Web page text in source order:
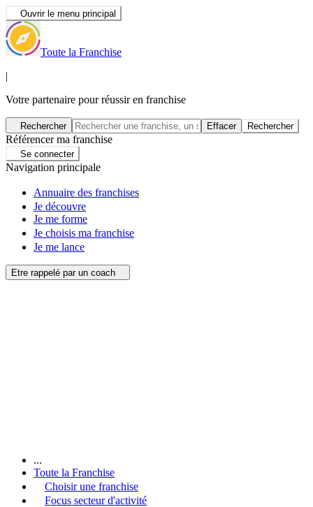
Ouvrir le menu principal
Toute la Franchise
|
Votre partenaire pour réussir en franchise
Rechercher Effacer Rechercher
Référencer ma franchise
Se connecter
Navigation principale
Annuaire des franchises
Je découvre
Je me forme
Je choisis ma franchise
Je me lance
Etre rappelé par un coach
...
Toute la Franchise
Choisir une franchise
Focus secteur d'activité